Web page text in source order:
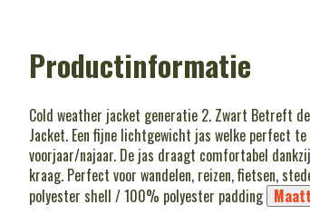
Productinformatie
Cold weather jacket generatie 2. Zwart Betreft
Jacket. Een fijne lichtgewicht jas welke perfect
voorjaar/najaar. De jas draagt comfortabel
kraag. Perfect voor wandelen, reizen, fietsen,
polyester shell / 100% polyester padding